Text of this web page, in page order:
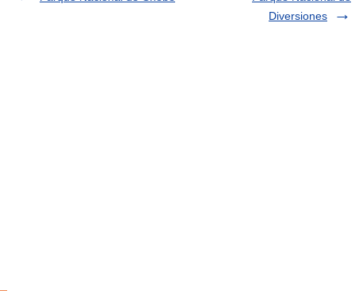
Diversiones